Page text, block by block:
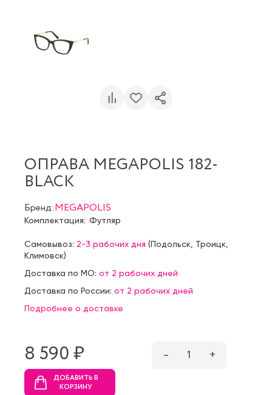
ОПРАВА MEGAPOLIS 182-
BLACK
Бренд:MEGAPOLIS
Комплектация: Футляр
Самовывоз: 2-3 рабочих дня (Подольск Троицк
Климовск)
Доставка по МО: от 2 рабочих дней
Доставка по России: от 2 рабочих дней
Подробнее о доставке
8 590 ₷ – 1 +
ДОБАВИТЬ В
КОРЗИНУ